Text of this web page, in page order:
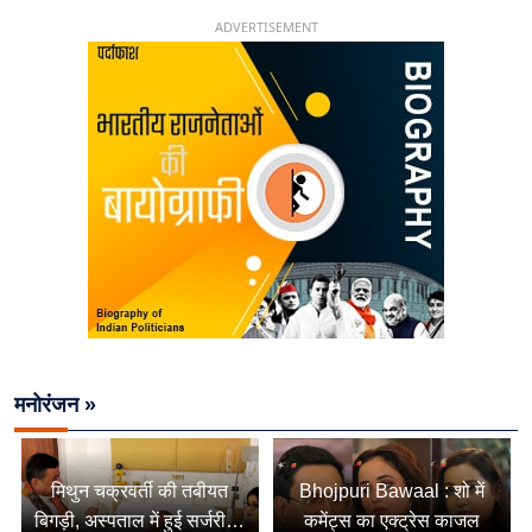
ADVERTISEMENT
मनोरंजन »
मिथुन चक्रवर्ती की तबीयत
बिगड़ी, अस्पताल में हुई सर्जरी…
Bhojpuri Bawaal : शो में
कमेंट्स का एक्ट्रेस काजल